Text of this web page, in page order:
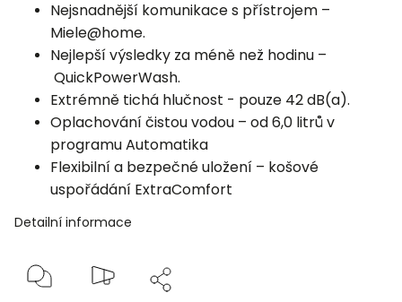
Nejsnadnější komunikace s přístrojem –
Miele@home.
Nejlepší výsledky za méně než hodinu –
QuickPowerWash.
Extrémně tichá hlučnost - pouze 42 dB(a).
Oplachování čistou vodou – od 6,0 litrů v
programu Automatika
Flexibilní a bezpečné uložení – košové
uspořádání ExtraComfort
Detailní informace